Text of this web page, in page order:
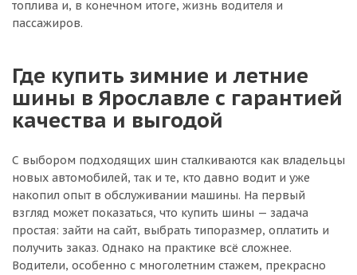
топлива и, в конечном итоге, жизнь водителя и
пассажиров.
Где купить зимние и летние
шины в Ярославле с гарантией
качества и выгодой
С выбором подходящих шин сталкиваются как владельцы
новых автомобилей, так и те, кто давно водит и уже
накопил опыт в обслуживании машины. На первый
взгляд может показаться, что купить шины — задача
простая: зайти на сайт, выбрать типоразмер, оплатить и
получить заказ. Однако на практике всё сложнее.
Водители, особенно с многолетним стажем, прекрасно